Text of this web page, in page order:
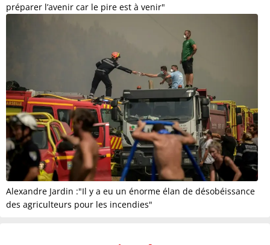
préparer l’avenir car le pire est à venir"
Alexandre Jardin :"Il y a eu un énorme élan de désobéissance
des agriculteurs pour les incendies"